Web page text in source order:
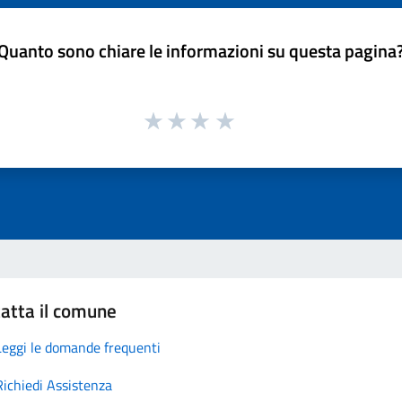
sono chiare le informazioni su questa
il comune
le domande frequenti
Assistenza